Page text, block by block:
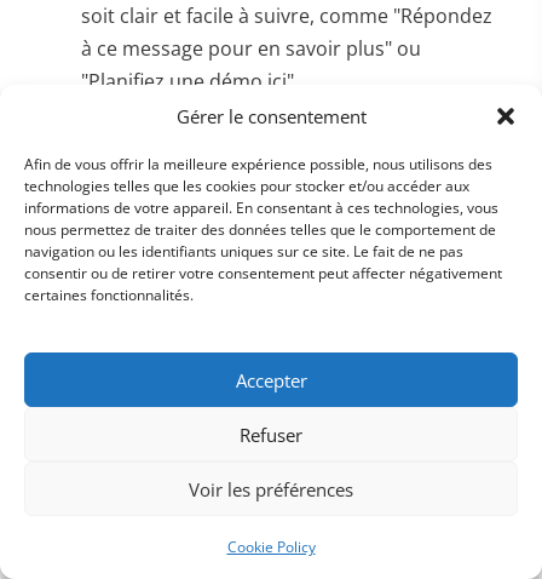
Gérer le consentement
Afin de vous offrir la meilleure expérience possible, nous utilisons des
technologies telles que les cookies pour stocker et/ou accéder aux
informations de votre appareil. En consentant à ces technologies, vous
nous permettez de traiter des données telles que le comportement de
navigation ou les identifiants uniques sur ce site. Le fait de ne pas
consentir ou de retirer votre consentement peut affecter négativement
certaines fonctionnalités.
Accepter
Refuser
Voir les préférences
Cookie Policy
soit clair et facile à suivre, comme "Répondez
à ce message pour en savoir plus" ou
"Planifiez une démo ici".
Conclusion engageante : Terminez l'email de
manière professionnelle tout en restant
amical, et proposez une nouvelle action,
comme prendre contact pour discuter plus en
détail. Par exemple, "J’aimerais échanger avec
vous la semaine prochaine pour explorer
signer votre email avec votre nom, votre rôle
et vos coordonnées pour que le prospect
chances de capter l'intérêt de vos prospects et